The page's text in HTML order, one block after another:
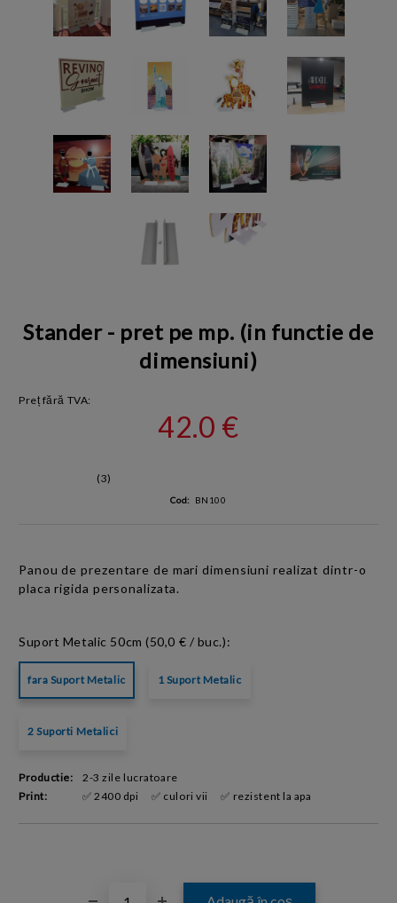
Stander - pret pe mp. (in functie de
dimensiuni)
Preț fără TVA:
42.0 €
(3)
Cod: BN100
Panou de prezentare de mari dimensiuni realizat dintr-o
placa rigida personalizata.
Suport Metalic 50cm (50,0 € / buc.):
fara Suport Metalic 1 Suport Metalic
2 Suporti Metalici
Productie:
2-3 zile lucratoare
Print:
✅ 2400 dpi ✅ culori vii ✅ rezistent la apa